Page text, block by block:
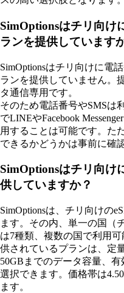
SimOptionsはチリ向け
ランを提供しています
SimOptionsはチリ向けに電
ランを提供していません。
タ通信専用です。
そのため電話番号やSMSは
でLINEやFacebook
用することは可能です。た
できるかどうかは事前に確
SimOptionsはチリ向け
供していますか？
SimOptionsは、チリ向けの
ます。その内、単一の国（
は7種類、複数の国で利用
供されているプランは、定
50GBまでのデータ容量、
選択できます。価格帯は
ます。